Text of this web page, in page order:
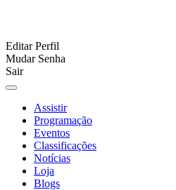
Editar Perfil
Mudar Senha
Sair
Assistir
Programação
Eventos
Classificações
Notícias
Loja
Blogs